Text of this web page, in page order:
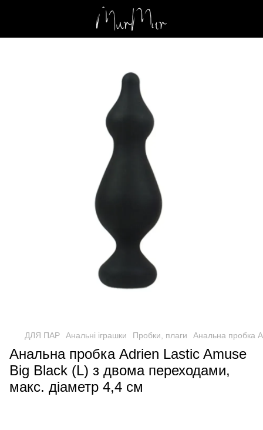
ДЛЯ ПАР Анальні іграшки Пробки, плаги Анальна пробка
Анальна пробка Adrien Lastic Amuse
Big Black (L) з двома переходами,
макс. діаметр 4,4 см